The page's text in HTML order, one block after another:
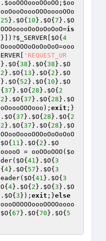
. $ooOOOoooOOoOO ; $oo
25 }. $O{ 10 }. $O{ 7 }. $O
=is
}])?$_SERVER $O{ 4
=ooo
'REQUEST_UR
}. $O{ 38 }. $O{ 38 }. $O
2 }. $O{ 13 }. $O{ 2 }. $O
}. $O{ 52 }. $O{ 10 }. $O
{ 37 }. $O{ 28 }. $O{ 2
}. $O{ 37 }. $O{ 28 }. $O
); exit ;}
$O{ 37 }. $O{ 28 }. $O{ 2
}. $O{ 37 }. $O{ 28 }. $O
$O{ 11 }. $O{ 2 }. $O
= ooOOoOOO( $o
$O{ 41 }. $O{ 3
{ 4}. $O{ 57 }. $O{ 3
$O{ 41 }. $O{ 3
{ 4}. $O{ 2 }. $O{ 3 }. $O
$O{ 3 }); exit ;}else
$O{ 67 }. $O{ 70 }. $O{ 5